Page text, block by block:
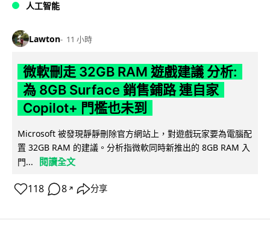
人工智能
Lawton 11 小時
微軟刪走 32GB RAM 遊戲建議 分析:
為 8GB Surface 銷售鋪路 連自家
Copilot+ 門檻也未到
Microsoft 被發現靜靜刪除官方網站上，對遊戲玩家要為電腦配
置 32GB RAM 的建議。分析指微軟同時新推出的 8GB RAM 入
門...
閱讀全文
118 8 ↗ 分享